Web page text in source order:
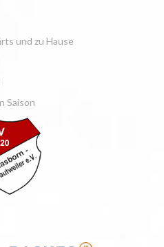
und zu Hause
Saison